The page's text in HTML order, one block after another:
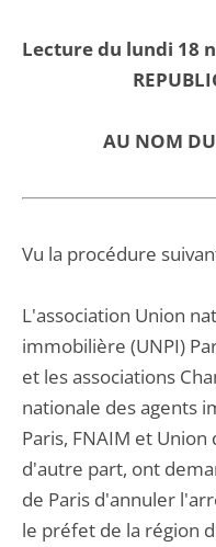
Lecture du lundi 18
AU NOM
Vu la procédure
L'association Union
immobilière (UNPI)
et les associations
nationale des agents
Paris, FNAIM et
d'autre part, ont
de Paris d'annuler
le préfet de la région